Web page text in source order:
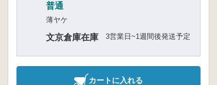
普通
薄ヤケ
文京倉庫在庫 3営業日~1週間後発送予定
カートに入れる